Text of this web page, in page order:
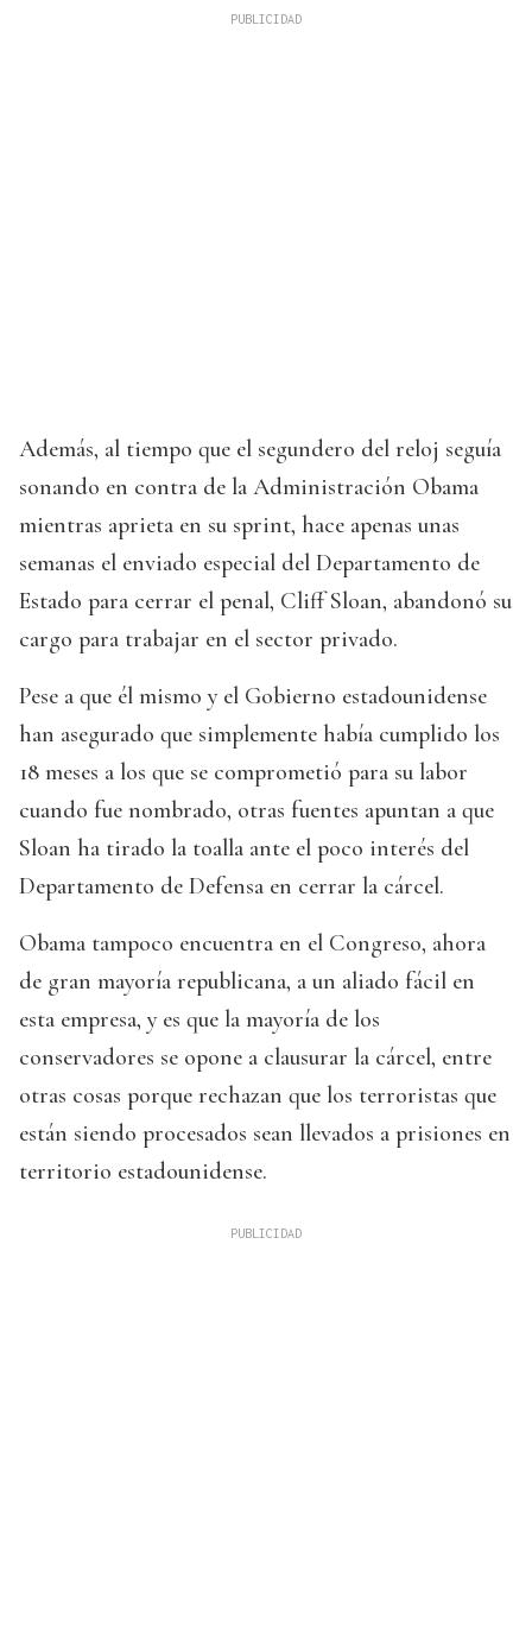
Además, al tiempo que el segundero del reloj seguía
sonando en contra de la Administración Obama
mientras aprieta en su sprint, hace apenas unas
semanas el enviado especial del Departamento de
Estado para cerrar el penal, Cliff Sloan, abandonó su
cargo para trabajar en el sector privado.
Pese a que él mismo y el Gobierno estadounidense
han asegurado que simplemente había cumplido los
18 meses a los que se comprometió para su labor
cuando fue nombrado, otras fuentes apuntan a que
Sloan ha tirado la toalla ante el poco interés del
Departamento de Defensa en cerrar la cárcel.
Obama tampoco encuentra en el Congreso, ahora
de gran mayoría republicana, a un aliado fácil en
esta empresa, y es que la mayoría de los
conservadores se opone a clausurar la cárcel, entre
otras cosas porque rechazan que los terroristas que
están siendo procesados sean llevados a prisiones en
territorio estadounidense.